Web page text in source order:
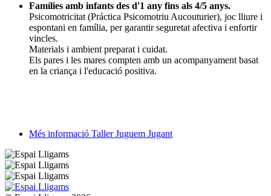
Famílies amb infants des d'1 any fins als 4/5 anys.
Psicomotricitat (Práctica Psicomotriu Aucouturier), joc lliure i
espontani en família, per garantir seguretat afectiva i enfortir
vincles.
Materials i ambient preparat i cuidat.
Els pares i les mares compten amb un acompanyament basat
en la criança i l'educació positiva.
Més informació Taller Juguem Jugant